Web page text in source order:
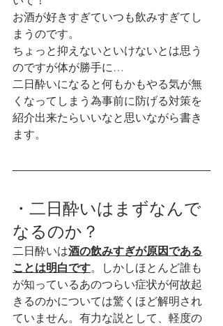
お酒が好きすぎていつも飲みすぎてし
まうのです。
ちょっと抑えないといけないとは思う
のですが体が勝手に…
二日酔いになると何もかもやる気が無
くなってしまう為事前に防げる対策を
紹介出来たらいいなと思いながら書き
ます。
・二日酔いはまずなんで
なるのか？
二日酔いは酒の飲みすぎが原因である
ことは明白です。しかしほとんど誰も
が知っているあのつらい症状が何故起
きるのかについては驚くほど解明され
ていません。有力な説として、軽度の